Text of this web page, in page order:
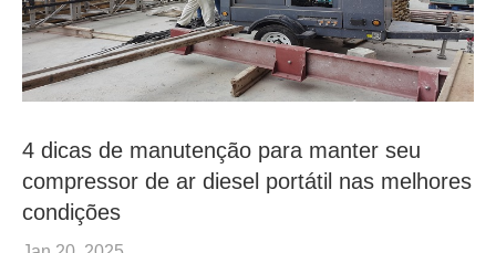
4 dicas de manutenção para manter seu
compressor de ar diesel portátil nas melhores
condições